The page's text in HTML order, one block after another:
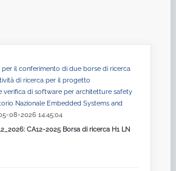
per il conferimento di due borse di ricerca
di ricerca per il progetto
verifica di software per architetture safety
Nazionale Embedded Systems and
08-2026 14:45:04
CA12-2025 Borsa di ricerca H1 LN